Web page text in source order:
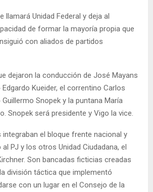
llamará Unidad Federal y deja al
de formar la mayoría propia que
con aliados de partidos
dejaron la conducción de José Mayans
Kueider, el correntino Carlos
Guillermo Snopek y la puntana María
Snopek será presidente y Vigo la vice.
el bloque frente nacional y
al PJ y los otros Unidad Ciudadana, el
Son bancadas ficticias creadas
división táctica que implementó
con un lugar en el Consejo de la